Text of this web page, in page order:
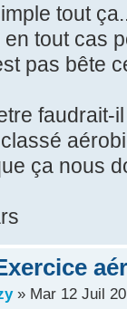
tout
en tout cas
pas bête
faudrait-
ça nous
» Mar 12 Juil